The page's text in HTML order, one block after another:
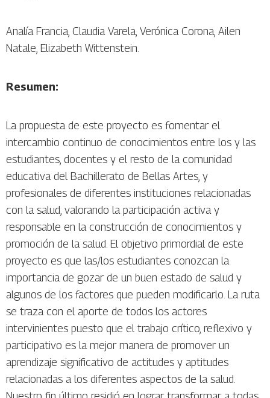
Analía Francia, Claudia Varela, Verónica Corona, Ailen
Natale, Elizabeth Wittenstein.
Resumen:
La propuesta de este proyecto es fomentar el
intercambio continuo de conocimientos entre los y las
estudiantes, docentes y el resto de la comunidad
educativa del Bachillerato de Bellas Artes, y
profesionales de diferentes instituciones relacionadas
con la salud, valorando la participación activa y
responsable en la construcción de conocimientos y
promoción de la salud. El objetivo primordial de este
proyecto es que las/los estudiantes conozcan la
importancia de gozar de un buen estado de salud y
algunos de los factores que pueden modificarlo. La ruta
se traza con el aporte de todos los actores
intervinientes puesto que el trabajo crítico, reflexivo y
participativo es la mejor manera de promover un
aprendizaje significativo de actitudes y aptitudes
relacionadas a los diferentes aspectos de la salud.